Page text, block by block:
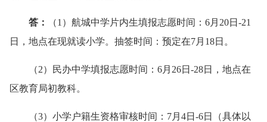
答 ：
（1）航城中学片内生填报志愿时间：6月20日-21
日，地点在现就读小学。抽签时间：预定在7月18日。
（2）民办中学填报志愿时间：6月26日-28日，地点在
区教育局初教科。
（3）小学户籍生资格审核时间：7月4日-6日（具体以